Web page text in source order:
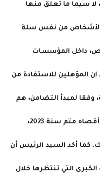
سيما ما تعلق منها
الأشخاص من نفس سلة
داخل المؤسسات
المؤهلين للاستفادة من
وفقا لمبدأ التضامن، هم
بالسجل الاجتماعي الموحد في أجل أقصاه متم سنة 2023،
كما أكد السيد الرئيس أن
التي تنتظرها خلال